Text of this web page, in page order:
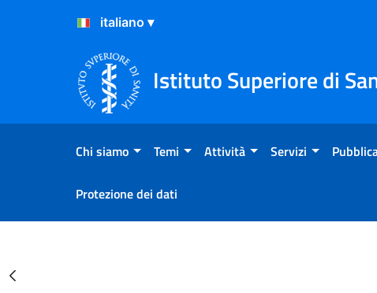
Salta al Contenuto
Salta al Footer
Istituto Superiore di
Chi siamo Temi Attività Servizi
Protezione dei dati
Risultati della Ricerca - Eventi